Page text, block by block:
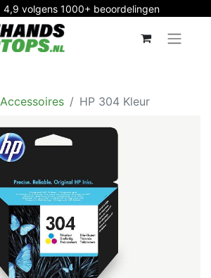
4,9 volgens 1000+ beoordelingen
Accessoires HP 304 Kleur